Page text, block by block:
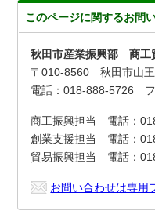
このページに関するお問
秋田市産業振興部 商工
〒010-8560 秋田市山
電話：018-888-5726
商工振興担当 電話：
創業支援担当 電話：
貿易振興担当 電話：
お問い合わせは専用